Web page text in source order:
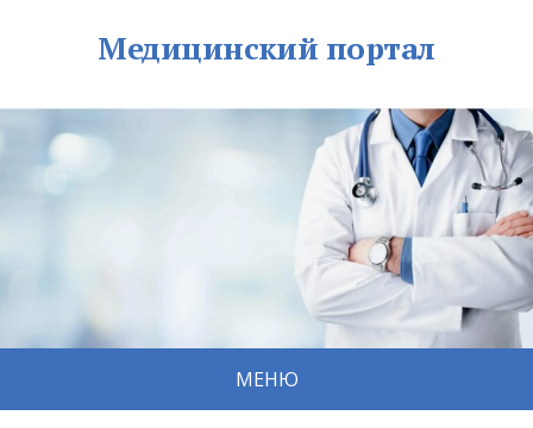
Медицинский портал
МЕНЮ